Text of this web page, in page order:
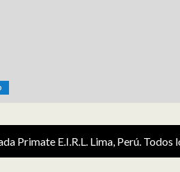
Primate E.I.R.L. Lima, Perú.